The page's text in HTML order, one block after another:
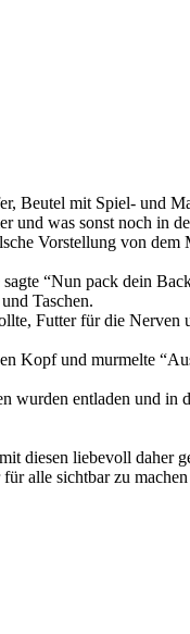
Beutel mit Spiel- und
und was sonst noch in
Vorstellung von
“Nun pack dein
Taschen.
Futter für die Nerven
Kopf und murmelte
wurden entladen und in
diesen liebevoll daher
alle sichtbar zu